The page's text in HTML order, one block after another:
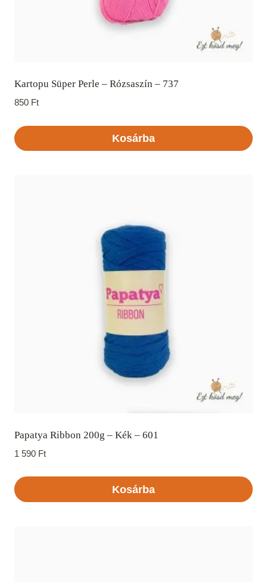
Kartopu Süper Perle – Rózsaszín – 737
850 Ft
Kosárba
Papatya Ribbon 200g – Kék – 601
1 590 Ft
Kosárba